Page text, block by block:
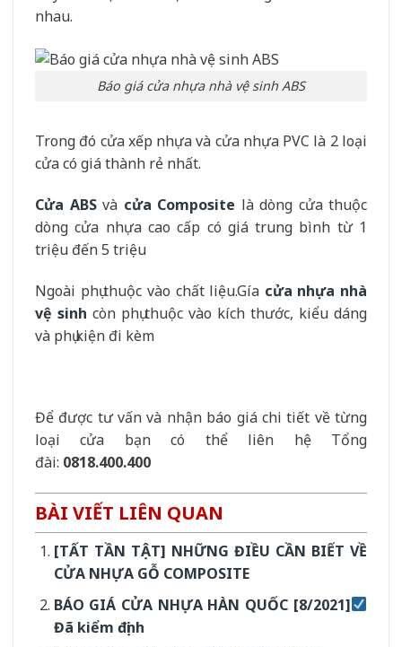
nhau.
Báo giá cửa nhựa nhà vệ sinh ABS
Trong đó cửa xếp nhựa và cửa nhựa PVC là 2 loại
cửa có giá thành rẻ nhất.
Cửa ABSvà cửa Composite là dòng cửa thuộc
dòng cửa nhựa cao cấp có giá trung bình từ 1
triệu đến 5 triệu
Ngoài phụ thuộc vào chất liệu.Gía cửa nhựa nhà
vệ sinh còn phụ thuộc vào kích thước, kiểu dáng
và phụ kiện đi kèm
Để được tư vấn và nhận báo giá chi tiết về từng
loại cửa bạn có thể liên hệ Tổng
đài: 0818.400.400
BÀI VIẾT LIÊN QUAN
[TẤT TẦN TẬT] NHỮNG ĐIỀU CẦN BIẾT VỀ
CỬA NHỰA GỖ COMPOSITE
BÁO GIÁ CỬA NHỰA HÀN QUỐC [8/2021]
Đã kiểm định